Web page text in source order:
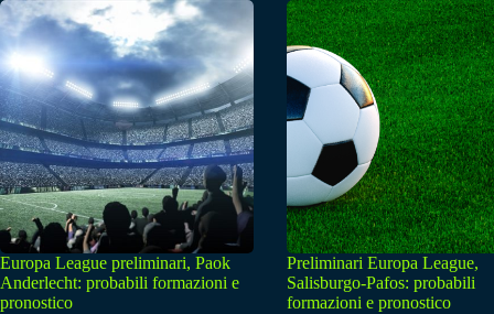
Europa League preliminari, Paok
Anderlecht: probabili formazioni e
pronostico
Preliminari Europa League,
Salisburgo-Pafos: probabili
formazioni e pronostico